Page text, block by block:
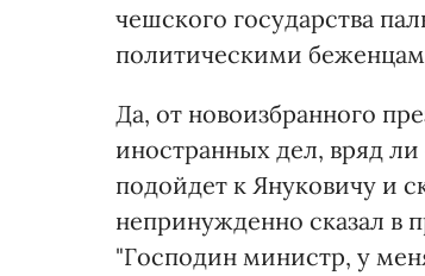
чешского государства
политическими
Да, от новоизбранного
иностранных дел, вряд
подойдет к Януковичу и
непринужденно сказал в
"Господин министр, у